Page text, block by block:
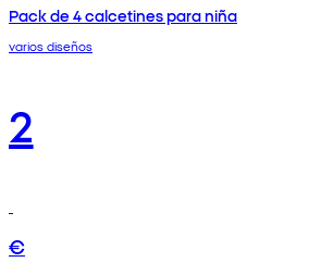
Pack de 4 calcetines para niña
varios diseños
2
€